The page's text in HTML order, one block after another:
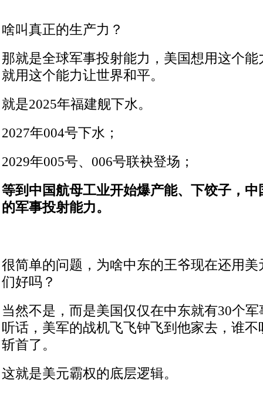
啥叫真正的生产力？
那就是全球军事投射能力，美国想用这个
就用这个能力让世界和平。
就是2025年福建舰下水。
2027年004号下水；
2029年005号、006号联袂登场；
等到中国航母工业开始爆产能、下饺子，
的军事投射能力。
很简单的问题，为啥中东的王爷现在还用
们好吗？
当然不是，而是美国仅仅在中东就有30个
听话，美军的战机飞飞钟飞到他家去，谁
斩首了。
这就是美元霸权的底层逻辑。